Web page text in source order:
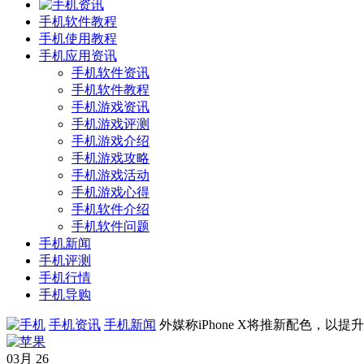
手机软件教程
手机使用教程
手机应用资讯
手机软件资讯
手机软件教程
手机游戏资讯
手机游戏评测
手机游戏介绍
手机游戏攻略
手机游戏活动
手机游戏心得
手机软件介绍
手机软件问题
手机新闻
手机评测
手机行情
手机导购
手机资讯 手机新闻 外媒称iPhone X将推新配色，以提
03月 26